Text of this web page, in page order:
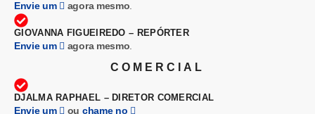
Envie um agora mesmo
GIOVANNA FIGUEIREDO – REPÓRTER
Envie um agora mesmo
COMERCIAL
DJALMA RAPHAEL – DIRETOR COMERCIAL
Envie um ou chame no